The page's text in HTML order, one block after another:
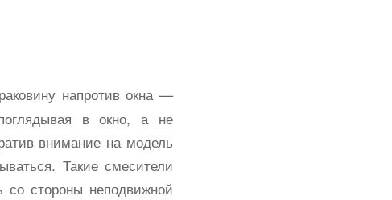
напротив окна —
в окно, а не
внимание на модель
Такие смесители
стороны неподвижной